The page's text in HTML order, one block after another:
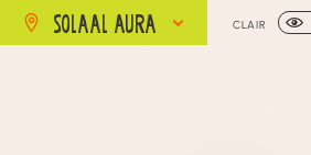
SOLAAL AURA CLAIR